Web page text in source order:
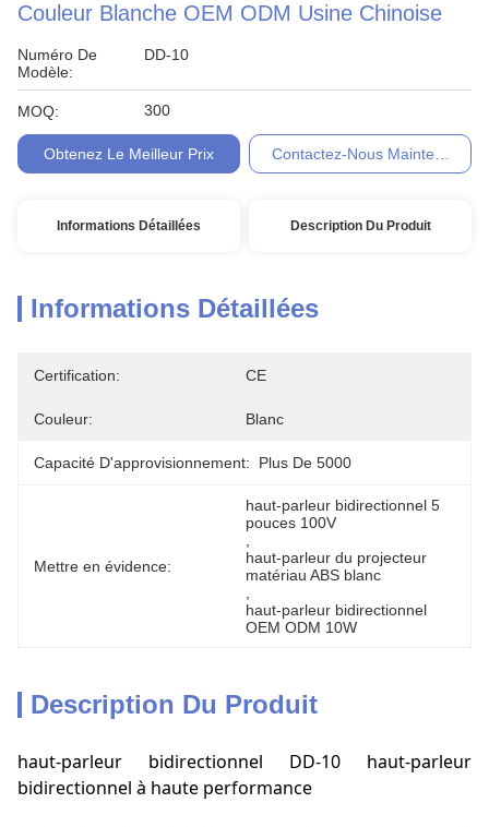
Couleur Blanche OEM ODM Usine Chinoise
Numéro De
Modèle:
DD-10
MOQ: 300
Obtenez Le Meilleur Prix Contactez-Nous Maintenant
Informations Détaillées Description Du Produit
Informations Détaillées
Certification: CE
Couleur: Blanc
Capacité D'approvisionnement: Plus De 5000
Mettre en évidence:
haut-parleur bidirectionnel 5
pouces 100V
haut-parleur du projecteur
matériau ABS blanc
haut-parleur bidirectionnel
OEM ODM 10W
Description Du Produit
haut-parleur bidirectionnel DD-10 haut-parleur
bidirectionnel à haute performance